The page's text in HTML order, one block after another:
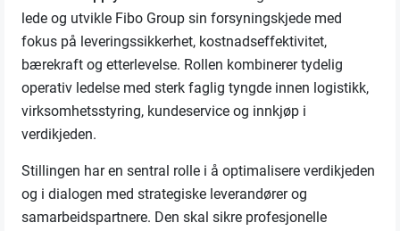
lede og utvikle Fibo Group sin forsyningskjede med
fokus på leveringssikkerhet, kostnadseffektivitet,
bærekraft og etterlevelse. Rollen kombinerer tydelig
operativ ledelse med sterk faglig tyngde innen logistikk,
virksomhetsstyring, kundeservice og innkjøp i
verdikjeden.
Stillingen har en sentral rolle i å optimalisere verdikjeden
og i dialogen med strategiske leverandører og
samarbeidspartnere. Den skal sikre profesjonelle